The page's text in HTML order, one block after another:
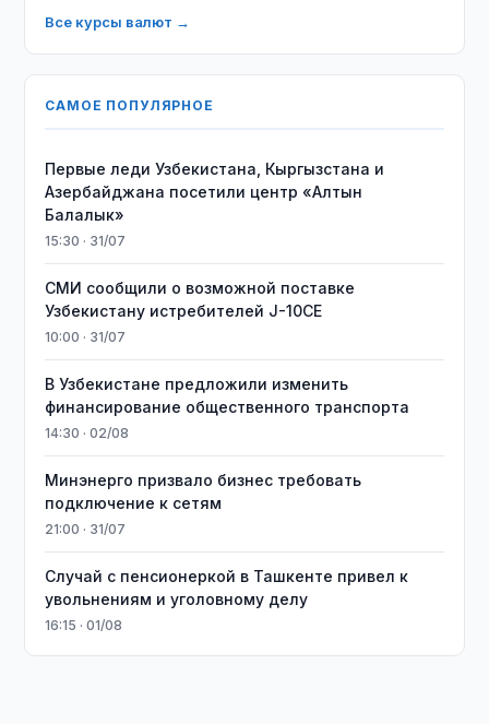
Все курсы валют →
САМОЕ ПОПУЛЯРНОЕ
Первые леди Узбекистана, Кыргызстана и
Азербайджана посетили центр «Алтын
Балалык»
15:30 · 31/07
СМИ сообщили о возможной поставке
Узбекистану истребителей J-10CE
10:00 · 31/07
В Узбекистане предложили изменить
финансирование общественного транспорта
14:30 · 02/08
Минэнерго призвало бизнес требовать
подключение к сетям
21:00 · 31/07
Случай с пенсионеркой в Ташкенте привел к
увольнениям и уголовному делу
16:15 · 01/08